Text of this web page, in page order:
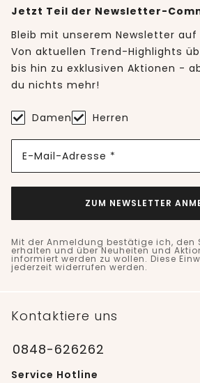
Jetzt Teil der Newsletter-
Bleib mit unserem Newsletter auf
Von aktuellen Trend-Highlights
bis hin zu exklusiven Aktionen -
du nichts mehr!
Damen Herren
E-Mail-Adresse *
ZUM NEWSLETTER
Mit der Anmeldung bestätige ich, den
erhalten und über Neuheiten und
informiert werden zu wollen. Diese
jederzeit widerrufen werden.
Kontaktiere uns
0848-626262
Service Hotline